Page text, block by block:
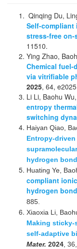
Qinqing Du,
Self-compliant
stress-free
11510.
Ying Zhao,
Chemical
via vitrifiable
2025, 64,
Li Li, Baohu Wu,
entropy
switching
Haiyan Qiao,
Entropy-
hydrogen
Huating Ye,
compliant
hydrogen
885.
Xiaoxia Li,
Making
self-adaptive
Mater. 2024,